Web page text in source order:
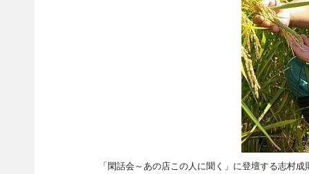
「閑話会～あの店この人に聞く」に登壇する志村成